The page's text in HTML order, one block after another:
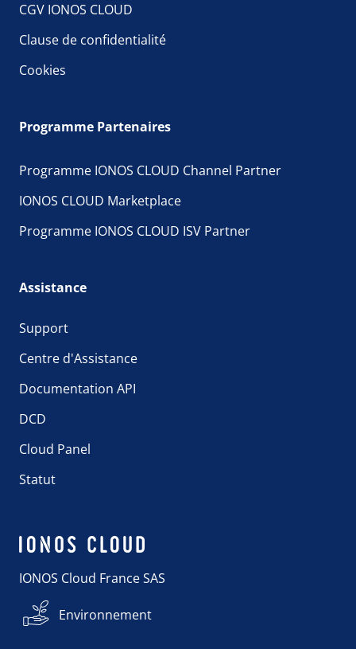
CGV IONOS CLOUD
Clause de confidentialité
Cookies
Programme Partenaires
Programme IONOS CLOUD Channel Partner
IONOS CLOUD Marketplace
Programme IONOS CLOUD ISV Partner
Assistance
Support
Centre d'Assistance
Documentation API
DCD
Cloud Panel
Statut
IONOS Cloud France SAS
Environnement